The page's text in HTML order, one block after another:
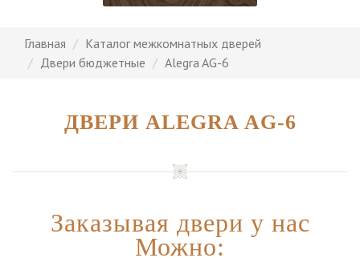
Главная
Каталог межкомнатных дверей
Двери бюджетные
Alegra AG-6
ДВЕРИ ALEGRA AG-6
Заказывая двери у нас
Можно: